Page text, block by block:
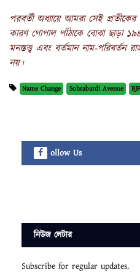
পরবর্তী অধ্যায়ে আমরা সেই প্রতীকের
কারণ গোপাল পাঁঠাকে বোঝা ছাড়া
মনস্তত্ত্ব এবং বর্তমান নাম-পরিবর্তন
নয়।
Name Change Sohrabardi Avenue BJP
ollow Us
নিউজ লেটার
Subscribe for regular updates.